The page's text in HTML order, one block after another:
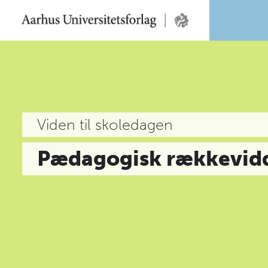
Viden til skoledagen
Pædagogisk